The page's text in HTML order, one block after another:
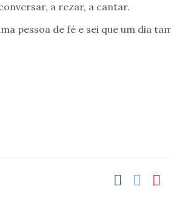
a rezar, a cantar.
pessoa de fé e sei que um dia